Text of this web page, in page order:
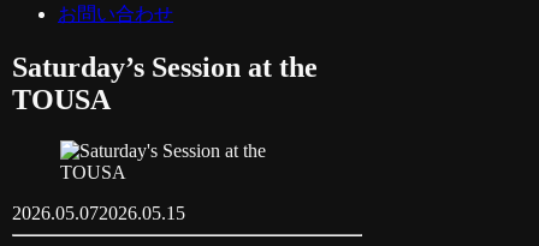
お問い合わせ
Saturday’s Session at the
TOUSA
2026.05.072026.05.15